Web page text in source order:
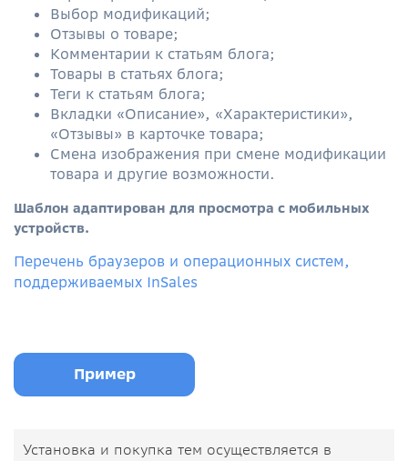
Выбор модификаций;
Отзывы о товаре;
Комментарии к статьям блога;
Товары в статьях блога;
Теги к статьям блога;
Вкладки «Описание», «Характеристики»,
«Отзывы» в карточке товара;
Смена изображения при смене модификации
товара и другие возможности.
Шаблон адаптирован для просмотра с мобильных
устройств.
Перечень браузеров и операционных систем,
поддерживаемых InSales
Пример
Установка и покупка тем осуществляется в